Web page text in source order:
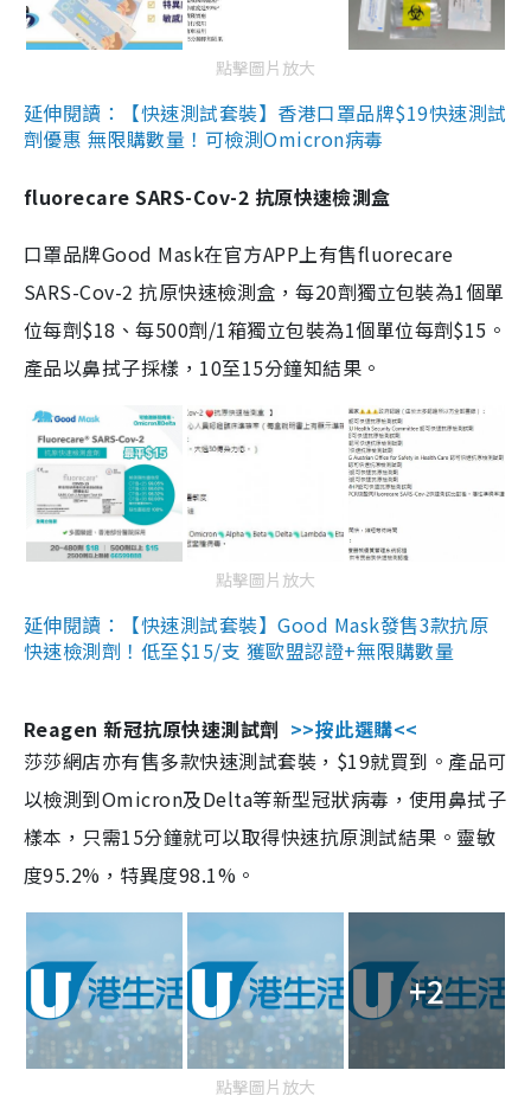
點擊圖片放大
延伸閱讀：【快速測試套裝】香港口罩品牌$19快速測試
劑優惠 無限購數量！可檢測Omicron病毒
fluorecare SARS-Cov-2 抗原快速檢測盒
口罩品牌Good Mask在官方APP上有售fluorecare
SARS-Cov-2 抗原快速檢測盒，每20劑獨立包裝為1個單
位每劑$18、每500劑/1箱獨立包裝為1個單位每劑$15。
產品以鼻拭子採樣，10至15分鐘知結果。
點擊圖片放大
延伸閱讀：【快速測試套裝】Good Mask發售3款抗原
快速檢測劑！低至$15/支 獲歐盟認證+無限購數量
Reagen 新冠抗原快速測試劑 >>按此選購<<
莎莎網店亦有售多款快速測試套裝，$19就買到。產品可
以檢測到Omicron及Delta等新型冠狀病毒，使用鼻拭子
樣本，只需15分鐘就可以取得快速抗原測試結果。靈敏
度95.2%，特異度98.1%。
+2
點擊圖片放大